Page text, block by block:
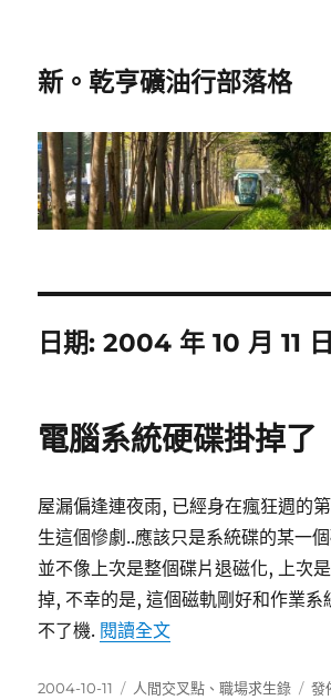
新。乾亨礦油行部落格
日期:2004 年 10 月 11 日
電腦系統硬碟掛掉了
屋漏偏逢連夜雨, 已經身在瘋狂週的
生這個慘劇..應該只是系統碟的某一
並不像上次是整個碟片退磁化, 上次
掉, 不幸的是, 這個磁軌剛好和作業系
不了機. 閱讀全文〈電腦系統硬碟掛掉
發
2004-10-11
分
人間交叉點 、職場求生錄
在
發